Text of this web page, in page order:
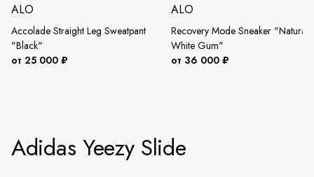
ALO
Accolade Straight Leg Sweatpant
"Black"
от 25 000 ₽
ALO
Recovery Mode Sneaker "Natural
White Gum"
от 36 000 ₽
Adidas Yeezy Slide